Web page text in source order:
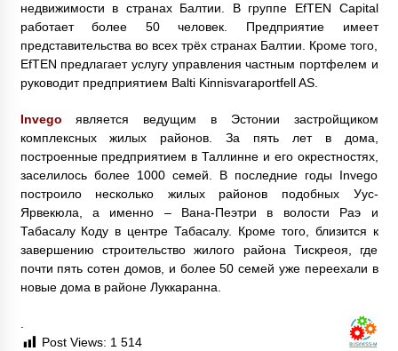
недвижимости в странах Балтии. В группе EfTEN Capital
работает более 50 человек. Предприятие имеет
представительства во всех трёх странах Балтии. Кроме того,
EfTEN предлагает услугу управления частным портфелем и
руководит предприятием Balti Kinnisvaraportfell AS.
Invego
является ведущим в Эстонии застройщиком
комплексных жилых районов. За пять лет в дома,
построенные предприятием в Таллинне и его окрестностях,
заселилось более 1000 семей. В последние годы Invego
построило несколько жилых районов подобных Уус-
Ярвекюла, а именно – Вана-Пеэтри в волости Раэ и
Табасалу Коду в центре Табасалу. Кроме того, близится к
завершению строительство жилого района Тискреоя, где
почти пять сотен домов, и более 50 семей уже переехали в
новые дома в районе Луккаранна.
.
Post Views: 1 514